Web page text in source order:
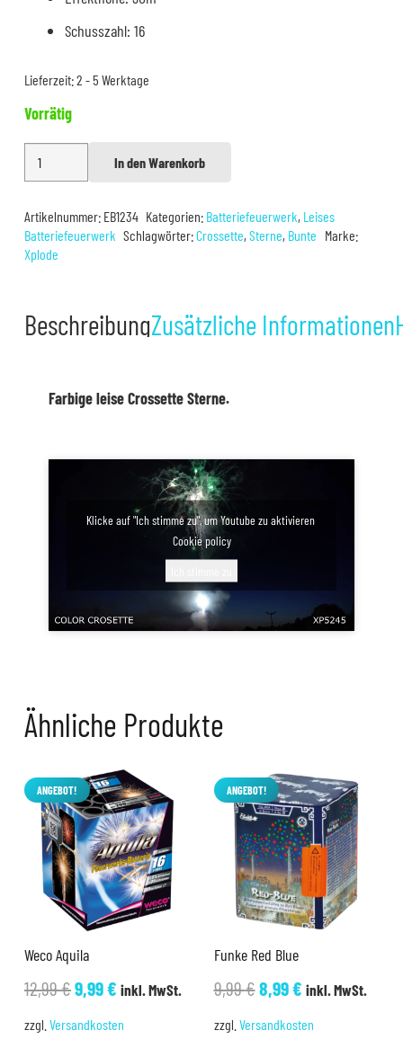
Schusszahl: 16
Lieferzeit:2 - 5 Werktage
Vorrätig
Xplode
Crossette
(Leise)
Menge
In den Warenkorb
Alternative:
Artikelnummer: EB1234 Kategorien: Batteriefeuerwerk, Leises
Batteriefeuerwerk Schlagwörter:Crossette,Sterne, Bunte Marke:
Xplode
BeschreibungZusätzliche Informationen
Farbige leise Crossette Sterne.
Klicke auf "Ich stimme zu", um Youtube zu aktivieren
Cookie policy
Ähnliche Produkte
ANGEBOT!
Weco Aquila
12,99€Ursprünglicher
9,99€Aktueller
inkl. MwSt.
zzgl. Versandkosten
ANGEBOT!
Funke Red Blue
9,99€Ursprünglicher
8,99€Aktueller
inkl. MwSt.
zzgl. Versandkosten